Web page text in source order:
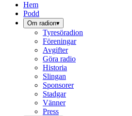
Hem
Podd
Om radion▾
Tyresöradion
Föreningar
Avgifter
Göra radio
Historia
Slingan
Sponsorer
Stadgar
Vänner
Press